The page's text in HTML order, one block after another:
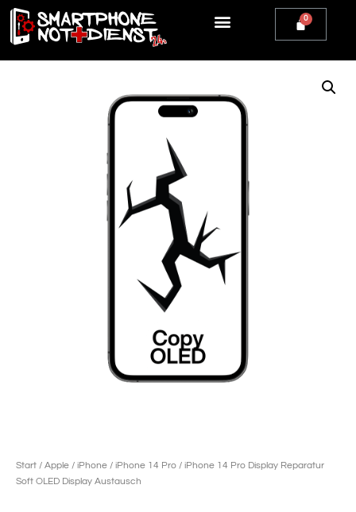
Start / Apple / iPhone / iPhone 14 Pro / iPhone 14 Pro Display Reparatur
Soft OLED Display Austausch